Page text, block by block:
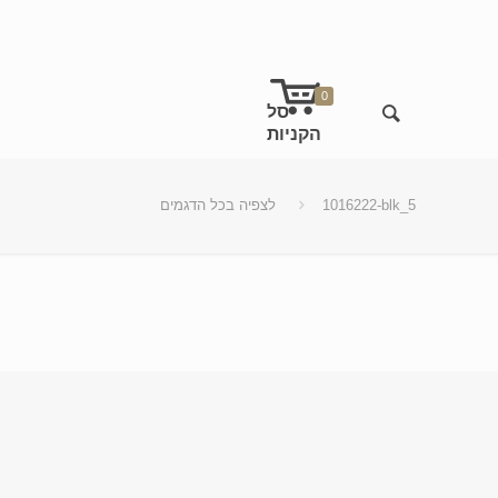
0
לצפיה בכל הדגמים 1016222-blk_5